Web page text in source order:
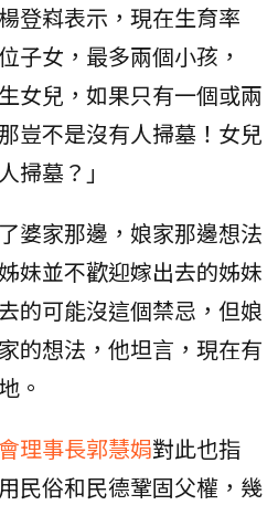
登嵙表示，現在生育率
子女，最多兩個小孩，
女兒，如果只有一個或兩
豈不是沒有人掃墓！女兒
掃墓？」
婆家那邊，娘家那邊想法
妹並不歡迎嫁出去的姊妹
的可能沒這個禁忌，但娘
的想法，他坦言，現在有
。
理事長郭慧娟對此也指
民俗和民德鞏固父權，幾